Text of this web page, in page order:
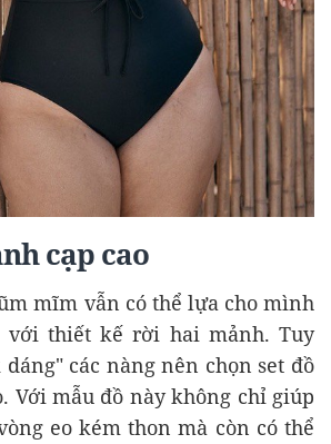
cạp cao
mĩm vẫn có thể lựa cho mình
với thiết kế rời hai mảnh. Tuy
các nàng nên chọn set đồ
Với mẫu đồ này không chỉ giúp
eo kém thon mà còn có thể